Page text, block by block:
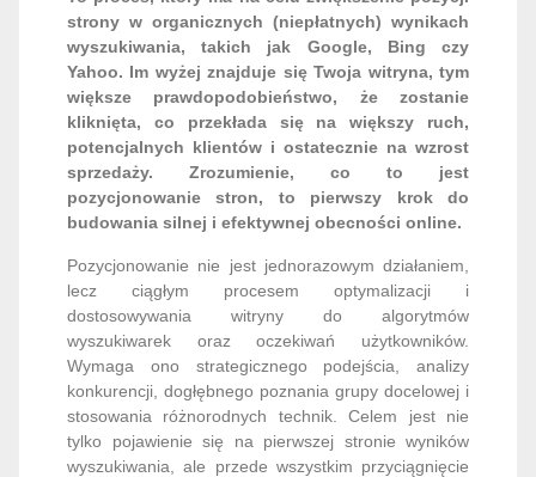
strony w organicznych (niepłatnych) wynikach
wyszukiwania, takich jak Google, Bing czy
Yahoo. Im wyżej znajduje się Twoja witryna, tym
większe prawdopodobieństwo, że zostanie
kliknięta, co przekłada się na większy ruch,
potencjalnych klientów i ostatecznie na wzrost
sprzedaży. Zrozumienie, co to jest
pozycjonowanie stron, to pierwszy krok do
budowania silnej i efektywnej obecności online.
Pozycjonowanie nie jest jednorazowym działaniem,
lecz ciągłym procesem optymalizacji i
dostosowywania witryny do algorytmów
wyszukiwarek oraz oczekiwań użytkowników.
Wymaga ono strategicznego podejścia, analizy
konkurencji, dogłębnego poznania grupy docelowej i
stosowania różnorodnych technik. Celem jest nie
tylko pojawienie się na pierwszej stronie wyników
wyszukiwania, ale przede wszystkim przyciągnięcie